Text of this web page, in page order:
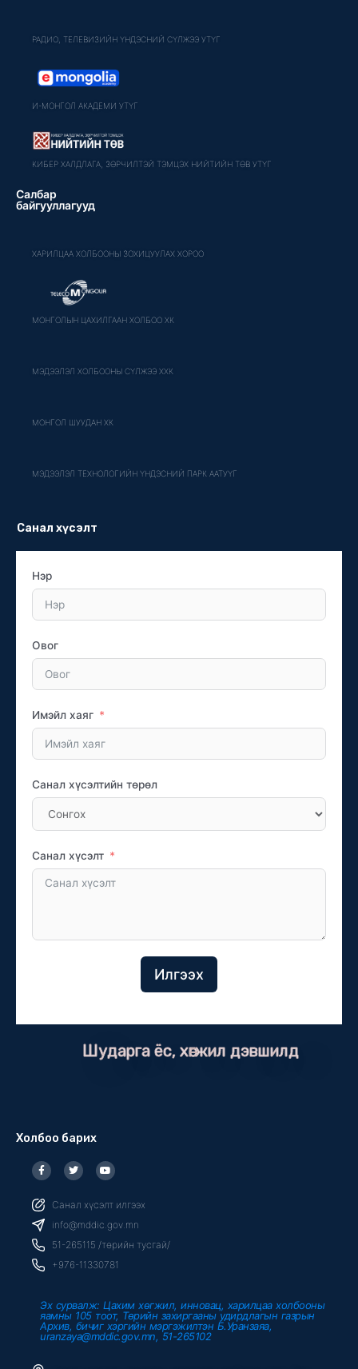
РАДИО, ТЕЛЕВИЗИЙН ҮНДЭСНИЙ СҮЛЖЭЭ УТҮГ
И-МОНГОЛ АКАДЕМИ УТҮГ
КИБЕР ХАЛДЛАГА, ЗӨРЧИЛТЭЙ ТЭМЦЭХ НИЙТИЙН ТӨВ УТҮГ
Салбар
байгууллагууд
ХАРИЛЦАА ХОЛБООНЫ ЗОХИЦУУЛАХ ХОРОО
МОНГОЛЫН ЦАХИЛГААН ХОЛБОО ХК
МЭДЭЭЛЭЛ ХОЛБООНЫ СҮЛЖЭЭ ХХК
МОНГОЛ ШУУДАН ХК
МЭДЭЭЛЭЛ ТЕХНОЛОГИЙН ҮНДЭСНИЙ ПАРК ААТУҮГ
Санал хүсэлт
Нэр
Овог
Имэйл хаяг
Санал хүсэлтийн төрөл
Санал хүсэлт
Илгээх
Шударга ёс, хөгжил дэвшилд
Холбоо барих
F
a
c
b
o
o
k
f
T
w
i
t
r
Y
o
u
u
e
Санал хүсэлт илгээх
info@mddic.gov.mn
51-265115 /төрийн тусгай/
+976-11330781
Эх сурвалж: Цахим хөгжил, инновац, харилцаа холбооны
яамны 105 тоот, Төрийн захиргааны удирдлагын газрын
Архив, бичиг хэргийн мэргэжилтэн Б.Уранзаяа,
uranzaya@mddic.gov.mn, 51-265102